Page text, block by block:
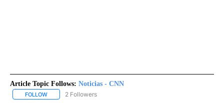
Article Topic Follows: Noticias - CNN
FOLLOW FOLLOW "NOTICIAS - CNN" TO RECEIVE NOTIFICATIONS ABOUT
2 Followers